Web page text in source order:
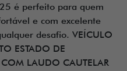
é perfeito para quem
e com excelente
desafio. VEÍCULO
ESTADO DE
LAUDO CAUTELAR